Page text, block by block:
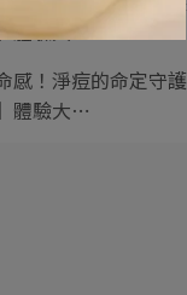
體驗大⋯
感！淨痘的命定守護
】體驗大⋯